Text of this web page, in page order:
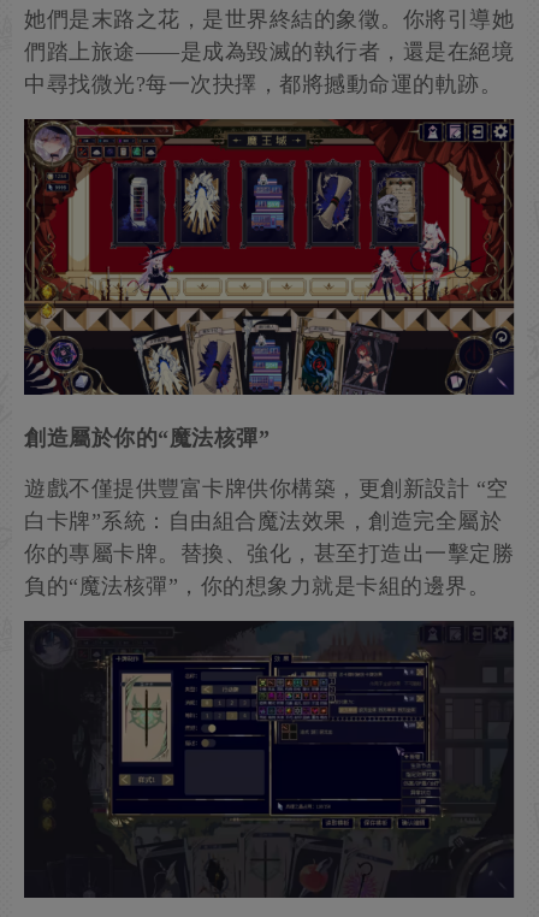
她們是末路之花，是世界終結的象徵。你將引導她
們踏上旅途——是成為毀滅的執行者，還是在絕境
中尋找微光?每一次抉擇，都將撼動命運的軌跡。
創造屬於你的“魔法核彈”
遊戲不僅提供豐富卡牌供你構築，更創新設計 “空
白卡牌”系統：自由組合魔法效果，創造完全屬於
你的專屬卡牌。替換、強化，甚至打造出一擊定勝
負的“魔法核彈”，你的想象力就是卡組的邊界。